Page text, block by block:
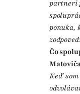
partneri
ponuka,
Čo
Keď som